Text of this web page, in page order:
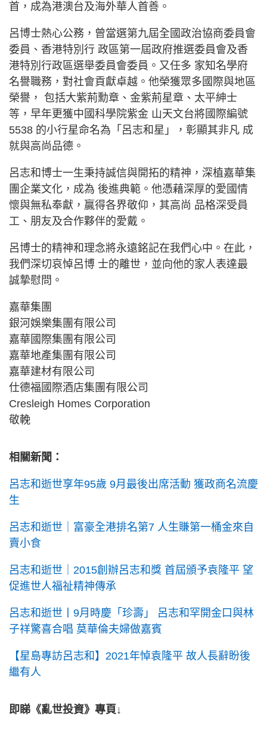
首，成為港澳台及海外華人首善。
呂博士熱心公務，曾當選第九屆全國政治協商委員會
委員、香港特別行 政區第一屆政府推選委員會及香
港特別行政區選舉委員會委員。又任多 家知名學府
名譽職務，對社會貢獻卓越。他榮獲眾多國際與地區
榮譽， 包括大紫荊勳章、金紫荊星章、太平紳士
等，早年更獲中國科學院紫金 山天文台將國際編號
5538 的小行星命名為「呂志和星」，彰顯其非凡 成
就與高尚品德。
呂志和博士一生秉持誠信與開拓的精神，深植嘉華集
團企業文化，成為 後進典範。他憑藉深厚的愛國情
懷與無私奉獻，贏得各界敬仰，其高尚 品格深受員
工、朋友及合作夥伴的愛戴。
呂博士的精神和理念將永遠銘記在我們心中。在此，
我們深切哀悼呂博 士的離世，並向他的家人表達最
誠摯慰問。
嘉華集團
銀河娛樂集團有限公司
嘉華國際集團有限公司
嘉華地產集團有限公司
嘉華建材有限公司
仕德福國際酒店集團有限公司
Cresleigh Homes Corporation
敬輓
相關新聞：
呂志和逝世享年95歲 9月最後出席活動 獲政商名流慶
生
呂志和逝世｜富豪全港排名第7 人生賺第一桶金來自
賣小食
呂志和逝世｜2015創辦呂志和獎 首屆頒予袁隆平 望
促進世人福祉精神傳承
呂志和逝世丨9月時慶「珍壽」 呂志和罕開金口與林
子祥驚喜合唱 莫華倫夫婦做嘉賓
【星島專訪呂志和】2021年悼袁隆平 故人長辭盼後
繼有人
即睇《亂世投資》專頁↓